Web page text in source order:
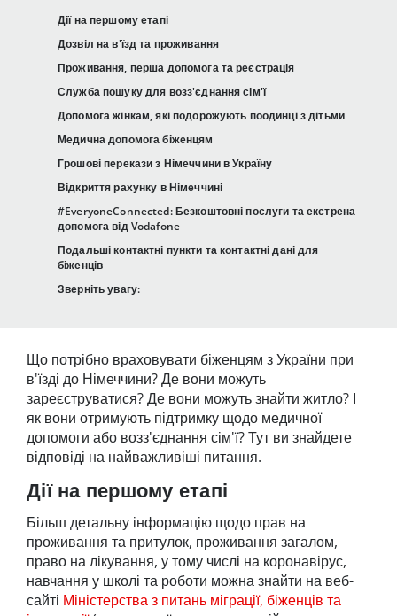
Дії на першому етапі
Дозвіл на в'їзд та проживання
Проживання, перша допомога та реєстрація
Служба пошуку для возз'єднання сім'ї
Допомога жінкам, які подорожують поодинці з дітьми
Медична допомога біженцям
Грошові перекази з Німеччини в Україну
Відкриття рахунку в Німеччині
#EveryoneConnected: Безкоштовні послуги та екстрена
допомога від Vodafone
Подальші контактні пункти та контактні дані для
біженців
Зверніть увагу:
Що потрібно враховувати біженцям з України при
в'їзді до Німеччини? Де вони можуть
зареєструватися? Де вони можуть знайти житло? І
як вони отримують підтримку щодо медичної
допомоги або возз'єднання сім'ї? Тут ви знайдете
відповіді на найважливіші питання.
Дії на першому етапі
Більш детальну інформацію щодо прав на
проживання та притулок, проживання загалом,
право на лікування, у тому числі на коронавірус,
навчання у школі та роботи можна знайти на веб-
сайті Міністерства з питань міграції, біженців та